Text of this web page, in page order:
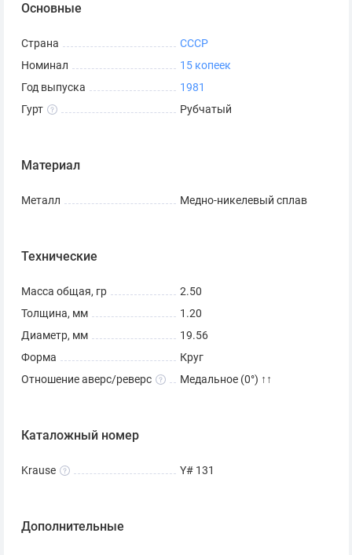
Основные
Страна
СССР
Номинал
15 копеек
Год выпуска
1981
Гурт
Рубчатый
Материал
Металл Медно-никелевый сплав
Технические
Масса общая, гр
2.50
Толщина, мм
1.20
Диаметр, мм
19.56
Форма
Круг
Отношение аверс/реверс
Медальное (0°) ↑↑
Каталожный номер
Krause Y# 131
Дополнительные